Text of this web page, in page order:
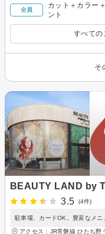
全員
カット＋カラー
ント
すべての
そ
BEAUTY LAND by
3.5
(4件)
駐車場、カードOK。豊富なメニ
アクセス：JR常磐線 ひたち野